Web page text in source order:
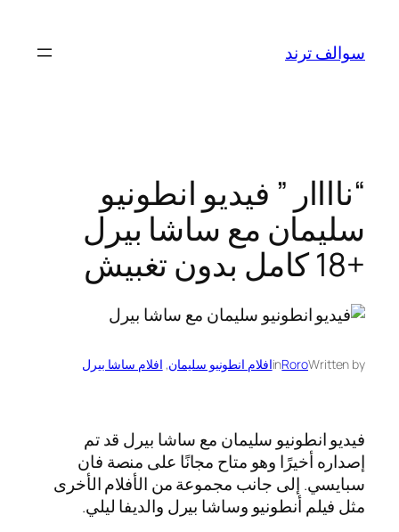
المحتوى
سوالف ترند
“ناااار ” فيديو انطونيو
سليمان مع ساشا بيرل
+18 كامل بدون تغبيش
Written by
Roro
inافلام انطونيو سليمان, افلام ساشا بيرل
فيديو انطونيو سليمان مع ساشا بيرل قد تم
إصداره أخيرًا وهو متاح مجانًا على منصة فان
سبايسي. إلى جانب مجموعة من الأفلام الأخرى
مثل فيلم أنطونيو وساشا بيرل والديفا ليلي.